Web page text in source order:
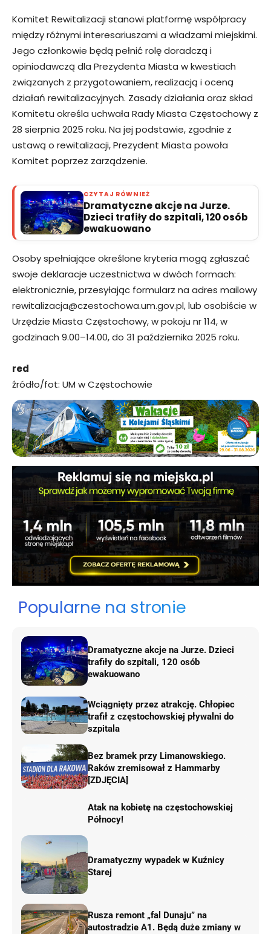
Komitet Rewitalizacji stanowi platformę współpracy
między różnymi interesariuszami a władzami miejskimi.
Jego członkowie będą pełnić rolę doradczą i
opiniodawczą dla Prezydenta Miasta w kwestiach
związanych z przygotowaniem, realizacją i oceną
działań rewitalizacyjnych. Zasady działania oraz skład
Komitetu określa uchwała Rady Miasta Częstochowy z
28 sierpnia 2025 roku. Na jej podstawie, zgodnie z
ustawą o rewitalizacji, Prezydent Miasta powoła
Komitet poprzez zarządzenie.
CZYTAJ RÓWNIEŻ
Dramatyczne akcje na Jurze.
Dzieci trafiły do szpitali, 120 osób
ewakuowano
Osoby spełniające określone kryteria mogą zgłaszać
swoje deklaracje uczestnictwa w dwóch formach:
elektronicznie, przesyłając formularz na adres mailowy
rewitalizacja@czestochowa.um.gov.pl, lub osobiście w
Urzędzie Miasta Częstochowy, w pokoju nr 114, w
godzinach 9.00–14.00, do 31 października 2025 roku.
red
źródło/fot: UM w Częstochowie
Popularne na stronie
Dramatyczne akcje na Jurze. Dzieci
trafiły do szpitali, 120 osób
ewakuowano
Wciągnięty przez atrakcję. Chłopiec
trafił z częstochowskiej pływalni do
szpitala
Bez bramek przy Limanowskiego.
Raków zremisował z Hammarby
[ZDJĘCIA]
Atak na kobietę na częstochowskiej
Północy!
Dramatyczny wypadek w Kuźnicy
Starej
Rusza remont „fal Dunaju” na
autostradzie A1. Będą duże zmiany w